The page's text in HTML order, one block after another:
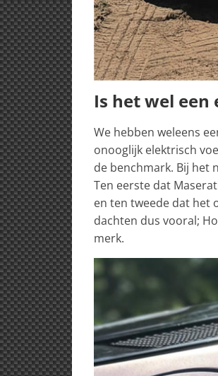
Is het wel
We hebben weleens
onooglijk elektrisch
de benchmark. Bij het
Ten eerste dat
en ten tweede dat het
dachten dus vooral;
merk.